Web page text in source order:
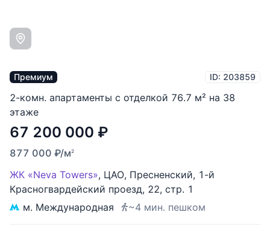
Премиум ID: 203859
2-комн. апартаменты с отделкой 76.7 м² на 38
этаже
67 200 000 ₽
877 000 ₽/м2
ЖК «Neva Towers», ЦАО, Пресненский, 1-й
Красногвардейский проезд, 22, стр. 1
м. Международная
~4 мин. пешком